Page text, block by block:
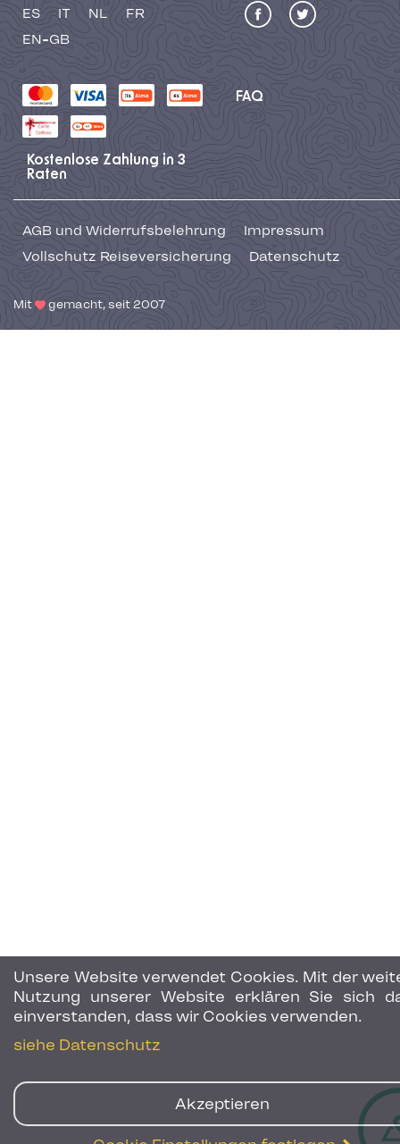
Unsere Website verwendet Cookies. Mit der
Nutzung unserer Website erklären Sie sich
einverstanden, dass wir Cookies verwenden.
siehe Datenschutz
Akzeptieren
ES IT NL
FR
EN-GB
FAQ
Kostenlose Zahlung in 3
Raten
AGB und Widerrufsbelehrung
Impressum
Vollschutz Reiseversicherung
Datenschutz
Mit gemacht, seit 2007